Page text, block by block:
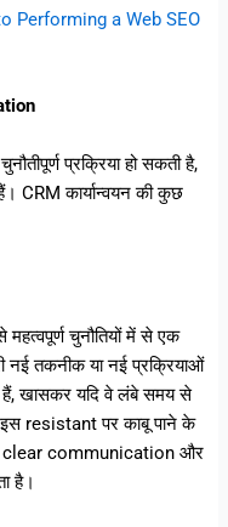
Performing a Web SEO
प्रक्रिया हो सकती है,
CRM कार्यान्वयन की कुछ
चुनौतियों में से एक
नई तकनीक या नई प्रक्रियाओं
खासकर यदि वे लंबे समय से
इस resistant पर काबू पाने के
clear communication और
है।